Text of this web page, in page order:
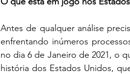
Antes de qualquer análise
enfrentando inúmeros
no dia 6 de Janeiro de 2021, o
história dos Estados Unidos,